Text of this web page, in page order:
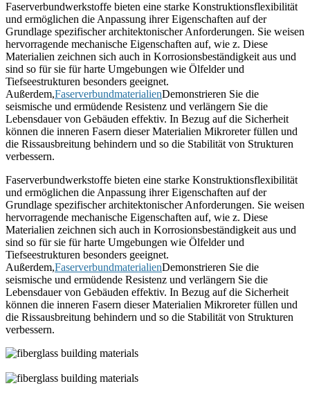
Faserverbundwerkstoffe bieten eine starke Konstruktionsflexibilität
und ermöglichen die Anpassung ihrer Eigenschaften auf der
Grundlage spezifischer architektonischer Anforderungen. Sie weisen
hervorragende mechanische Eigenschaften auf, wie z. Diese
Materialien zeichnen sich auch in Korrosionsbeständigkeit aus und
sind so für sie für harte Umgebungen wie Ölfelder und
Tiefseestrukturen besonders geeignet.
Außerdem,FaserverbundmaterialienDemonstrieren Sie die
seismische und ermüdende Resistenz und verlängern Sie die
Lebensdauer von Gebäuden effektiv. In Bezug auf die Sicherheit
können die inneren Fasern dieser Materialien Mikroreter füllen und
die Rissausbreitung behindern und so die Stabilität von Strukturen
verbessern.
Faserverbundwerkstoffe bieten eine starke Konstruktionsflexibilität
und ermöglichen die Anpassung ihrer Eigenschaften auf der
Grundlage spezifischer architektonischer Anforderungen. Sie weisen
hervorragende mechanische Eigenschaften auf, wie z. Diese
Materialien zeichnen sich auch in Korrosionsbeständigkeit aus und
sind so für sie für harte Umgebungen wie Ölfelder und
Tiefseestrukturen besonders geeignet.
Außerdem,FaserverbundmaterialienDemonstrieren Sie die
seismische und ermüdende Resistenz und verlängern Sie die
Lebensdauer von Gebäuden effektiv. In Bezug auf die Sicherheit
können die inneren Fasern dieser Materialien Mikroreter füllen und
die Rissausbreitung behindern und so die Stabilität von Strukturen
verbessern.